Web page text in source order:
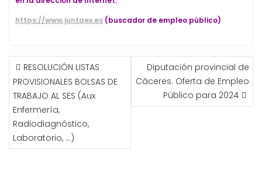
https://www.juntaex.es (buscador de empleo público)
NAVEGACIÓN
DE
ENTRADAS
RESOLUCIÓN LISTAS
PROVISIONALES BOLSAS DE
TRABAJO AL SES (Aux
Enfermería,
Radiodiagnóstico,
Laboratorio, …)
Diputación provincial de
Cáceres. Oferta de Empleo
Público para 2024